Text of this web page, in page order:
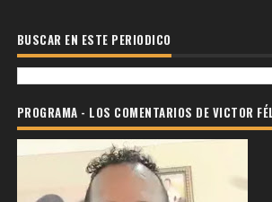
BUSCAR EN ESTE PERIODICO
PROGRAMA - LOS COMENTARIOS DE VICTOR